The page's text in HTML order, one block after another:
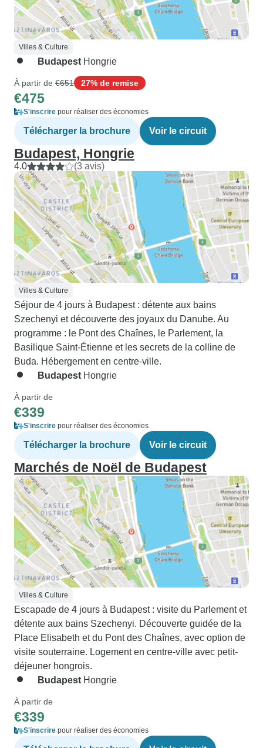
Villes & Culture
Budapest Hongrie
À partir de €651 27% de remise
€475
S'inscrire pour réaliser des économies
Télécharger la brochure Voir le circuit
Budapest, Hongrie
4.0 (3 avis)
Villes & Culture
Séjour de 4 jours à Budapest : détente aux bains
Szechenyi et découverte des joyaux du Danube. Au
programme : le Pont des Chaînes, le Parlement, la
Basilique Saint-Étienne et les secrets de la colline de
Buda. Hébergement en centre-ville.
Budapest Hongrie
À partir de
€339
S'inscrire pour réaliser des économies
Télécharger la brochure Voir le circuit
Marchés de Noël de Budapest
Villes & Culture
Escapade de 4 jours à Budapest : visite du Parlement et
détente aux bains Szechenyi. Découverte guidée de la
Place Elisabeth et du Pont des Chaînes, avec option de
visite souterraine. Logement en centre-ville avec petit-
déjeuner hongrois.
Budapest Hongrie
À partir de
€339
S'inscrire pour réaliser des économies